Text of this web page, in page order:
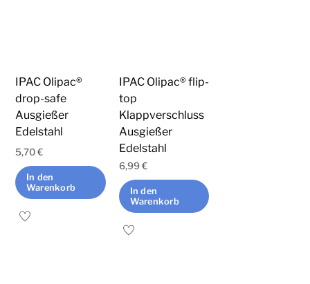
IPAC Olipac®
drop-safe
Ausgießer
Edelstahl
5,70€
In den
Warenkorb
IPAC Olipac® flip-
top
Klappverschluss
Ausgießer
Edelstahl
6,99€
In den
Warenkorb